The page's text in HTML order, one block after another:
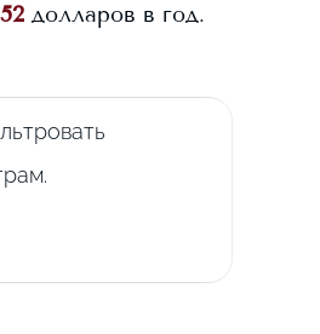
долларов в год.